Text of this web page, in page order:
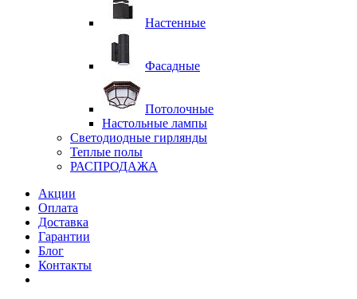
Настенные
Фасадные
Потолочные
Настольные лампы
Светодиодные гирлянды
Теплые полы
РАСПРОДАЖА
Акции
Оплата
Доставка
Гарантии
Блог
Контакты